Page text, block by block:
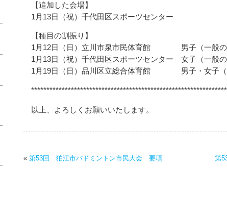
【追加した会場】
1月13日（祝）千代田区スポーツセンター
【種目の割振り】
1月12日（日）立川市泉市民体育館 男子（一般の部
1月13日（祝）千代田区スポーツセンター 女子（一般の
1月19日（日）品川区立総合体育館 男子・女子（
以上、よろしくお願いいたします。
« 第53回 狛江市バドミントン市民大会 要項 第